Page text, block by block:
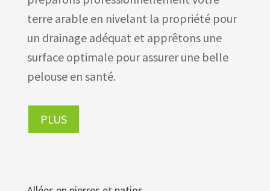
terre arable en nivelant la propriété pour
un drainage adéquat et apprêtons une
surface optimale pour assurer une belle
pelouse en santé.
PLUS